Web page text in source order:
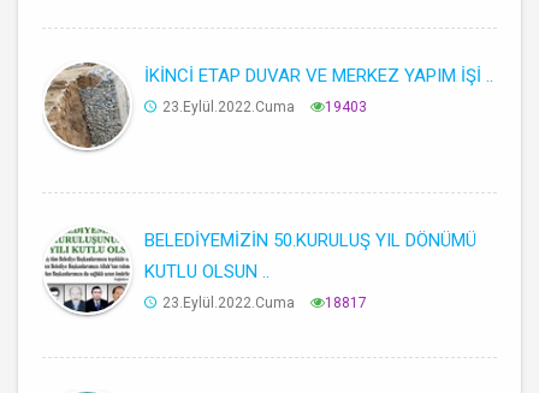
İKİNCİ ETAP DUVAR VE MERKEZ YAPIM İŞİ ..
23.Eylül.2022.Cuma 19403
BELEDİYEMİZİN 50.KURULUŞ YIL DÖNÜMÜ
KUTLU OLSUN ..
23.Eylül.2022.Cuma 18817